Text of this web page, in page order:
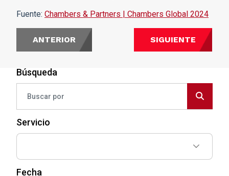
Búsqueda
Servicio
Fecha
Fuente: Chambers & Partners | Chambers Global 2024
ANTERIOR SIGUIENTE